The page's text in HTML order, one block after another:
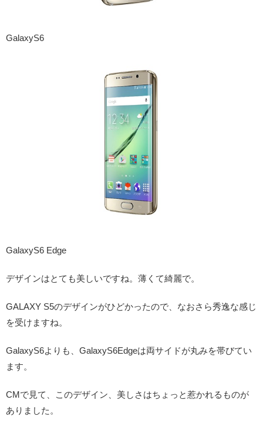
GalaxyS6
GalaxyS6 Edge
デザインはとても美しいですね。薄くて綺麗で。
GALAXY S5のデザインがひどかったので、なおさら秀逸な感じ
を受けますね。
GalaxyS6よりも、GalaxyS6Edgeは両サイドが丸みを帯びてい
ます。
CMで見て、このデザイン、美しさはちょっと惹かれるものが
ありました。